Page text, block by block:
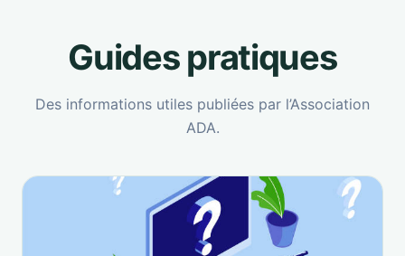
Guides pratiques
Des informations utiles publiées par l’Association
ADA.